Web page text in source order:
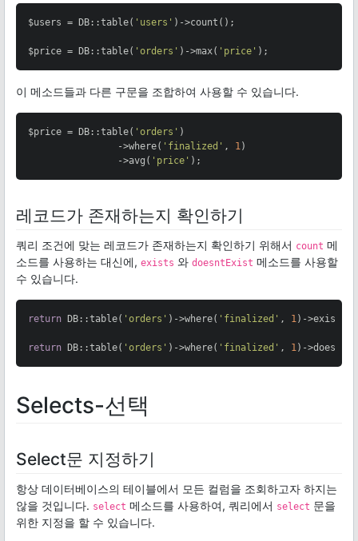
$users = DB::table( 'users' )->count();
$price = DB::table( 'orders' )->max( 'price' );
이 메소드들과 다른 구문을 조합하여 사용할 수 있습니다.
$price = DB::table( 'orders' )
                ->where(
'finalized' , 1)
                ->avg(
'price' );
레코드가 존재하는지 확인하기
쿼리 조건에 맞는 레코드가 존재하는지 확인하기 위해서 count 메
소드를 사용하는 대신에, exists 와 doesntExist 메소드를 사용할
수 있습니다.
return DB::table( 'orders' )->where( 'finalized' , 1)-
return DB::table( 'orders' )->where( 'finalized' , 1)-
Selects-선택
Select문 지정하기
항상 데이터베이스의 테이블에서 모든 컬럼을 조회하고자 하지는
않을 것입니다. select 메소드를 사용하여, 쿼리에서 select 문을
위한 지정을 할 수 있습니다.